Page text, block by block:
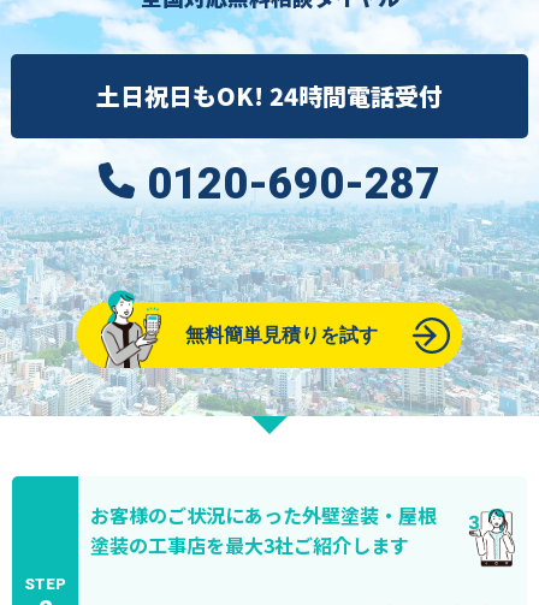
土日祝日もOK! 24時間電話受付
0120-690-287
無料簡単見積りを試す
STEP
お客様のご状況にあった外壁塗装・屋根
塗装の工事店を最大3社ご紹介します